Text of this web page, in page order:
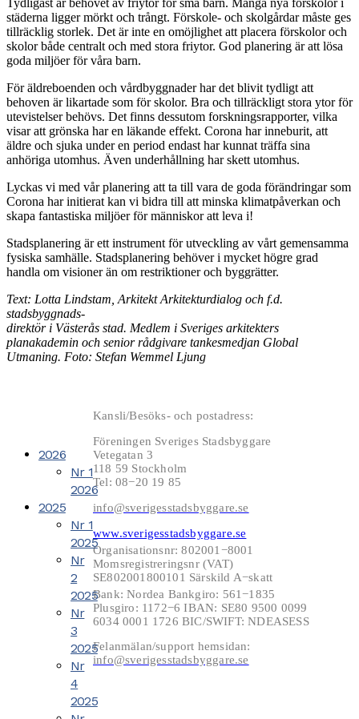
städerna ligger mörkt och trångt. Förskole- och skolgårdar måste ges
tillräcklig storlek. Det är inte en omöjlighet att placera förskolor och
skolor både centralt och med stora friytor. God planering är att lösa
goda miljöer för våra barn.
För äldreboenden och vårdbyggnader har det blivit tydligt att
behoven är likartade som för skolor. Bra och tillräckligt stora ytor för
utevistelser behövs. Det finns dessutom forskningsrapporter, vilka
visar att grönska har en läkande effekt. Corona har inneburit, att
äldre och sjuka under en period endast har kunnat träffa sina
anhöriga utomhus. Även underhållning har skett utomhus.
Lyckas vi med vår planering att ta till vara de goda förändringar som
Corona har initierat kan vi bidra till att minska klimatpåverkan och
skapa fantastiska miljöer för människor att leva i!
Stadsplanering är ett instrument för utveckling av vårt gemensamma
fysiska samhälle. Stadsplanering behöver i mycket högre grad
handla om visioner än om restriktioner och byggrätter.
Text: Lotta Lindstam, Arkitekt Arkitekturdialog och f.d.
stadsbyggnads-
direktör i Västerås stad. Medlem i Sveriges arkitekters
planakademin och senior rådgivare tankesmedjan Global
Utmaning. Foto: Stefan Wemmel Ljung
2026
Nr 1
2026
2025
Nr 1
2025
Nr
2
2025
Nr
3
2025
Nr
4
2025
Kansli/Besöks- och postadress:
Föreningen Sveriges Stadsbyggare
Vetegatan 3
118 59 Stockholm
Tel: 08−20 19 85
info@sverigesstadsbyggare.se
www.sverigesstadsbyggare.se
Organisationsnr: 802001−8001
Momsregistreringsnr (VAT)
SE802001800101 Särskild A−skatt
Bank: Nordea Bankgiro: 561−1835
Plusgiro: 1172−6 IBAN: SE80 9500 0099
6034 0001 1726 BIC/SWIFT: NDEASESS
Felanmälan/support hemsidan:
info@sverigesstadsbyggare.se